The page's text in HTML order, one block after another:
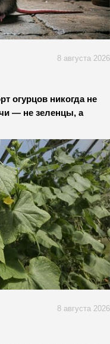
8 августа 2026
огурцов никогда не
— не зеленцы, а
8 августа 2026